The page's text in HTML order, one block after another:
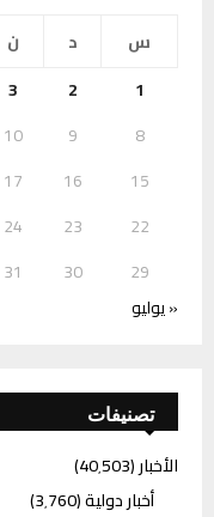
س
د ن
1
2
3
8
9
10
15
16
17
22
23
24
29
30
31
« يوليو
تصنيفات
الأخبار(40٬503)
أخبار دولية(3٬760)